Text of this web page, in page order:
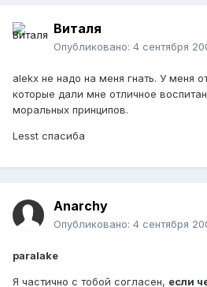
Виталя
Опубликовано: 4 сентября
alekx не надо на меня гнать. У меня
которые дали мне отличное
моральных принципов.
Lesst спасиба
Anarchy
Опубликовано: 4 сентября
paralake
Я частично с тобой согласен, если